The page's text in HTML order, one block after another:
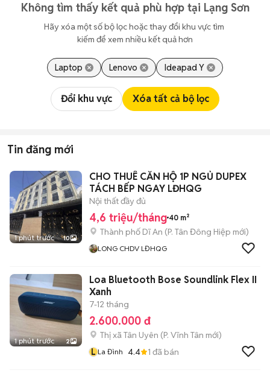
Không tìm thấy kết quả phù hợp tại Lạng Sơn
Hãy xóa một số bộ lọc hoặc thay đổi khu vực tìm
kiếm để xem nhiều kết quả hơn
Laptop Lenovo Ideapad Y
Đổi khu vực Xóa tất cả bộ lọc
Tin đăng mới
1 phút trước 10
CHO THUÊ CĂN HỘ 1P NGỦ DUPEX
TÁCH BẾP NGAY LĐHQG
Nội thất đầy đủ
4,6 triệu/tháng 40 m²
Thành phố Dĩ An (P. Tân Đông Hiệp mới)
LONG CHDV LĐHQG
1 phút trước 2
Loa Bluetooth Bose Soundlink Flex II
Xanh
7-12 tháng
2.600.000 đ
Thị xã Tân Uyên (P. Vĩnh Tân mới)
L La Đình 4.4 1 đã bán